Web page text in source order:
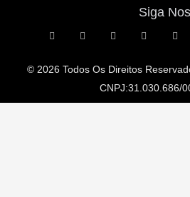
Siga Nos
© 2026 Todos Os Direitos
CNPJ:31.030.686/